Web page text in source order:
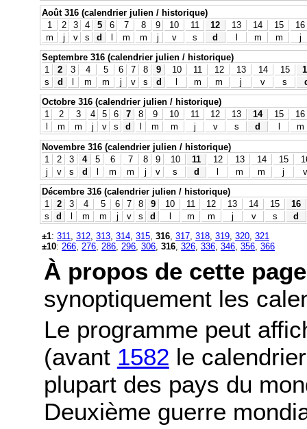
Août 316 (calendrier julien / historique)
1
2 3 4 5 6 7 8 9 10 11 12 13 14 15
16
m
j v s d m m j v s d m m
j
Septembre 316 (calendrier julien / historique)
1
2 3 4 5 6 7 8 9 10 11 12 13 14 15
s
d m m j v s d m m j v s
Octobre 316 (calendrier julien / historique)
1
2 3 4 5 6 7 8 9 10 11 12 13 14 15
16
m m j v s d m m j v s d
m
Novembre 316 (calendrier julien / historique)
1
2 3 4 5 6 7 8 9 10 11 12 13 14 15
j
v s d l m m j v s d l m m j
v
Décembre 316 (calendrier julien / historique)
1
2 3 4 5 6 7 8 9 10 11 12 13 14 15
16
s
d l m m j v s d l m m j v s
d
±1: 311 312 313 314 315 316 317 318 319 320 321
±10: 266 276 286 296 306 316 326 336 346 356 366
À propos de cette page
synoptiquement les
Le programme peut
(avant 1582 le
plupart des pays du
Deuxième guerre